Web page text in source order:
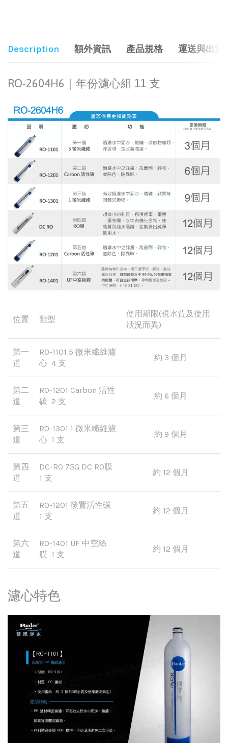
Description 額外資訊 產品規格 運送與出貨
RO-2604H6｜年份濾心組 11 支
位置 類型
使用期限(視水質及使用
狀況而異)
第一
道
RO-1101 5 微米纖維濾
心 4 支
約 3 個月
第二
道
RO-1201 Carbon 活性
碳 2 支
約 6 個月
第三
道
RO-1301 1 微米纖維濾
心 1 支
約 9 個月
第四
道
DC-RO 75G DC RO膜
1 支
約 12 個月
第五
道
RO-1201 後置活性碳
1 支
約 12 個月
第六
道
RO-1401 UF 中空絲
膜 1 支
約 12 個月
濾心特色